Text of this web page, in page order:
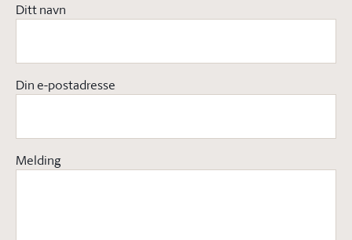
Ditt navn
Din e-postadresse
Melding